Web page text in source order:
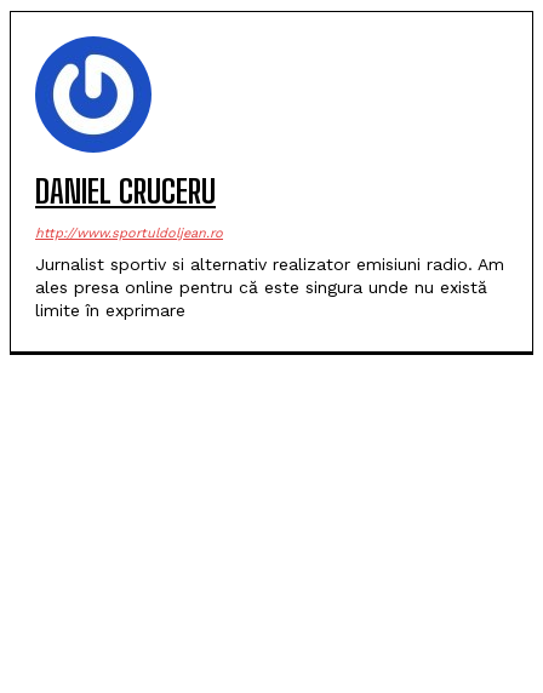
DANIEL CRUCERU
http://www.sportuldoljean.ro
Jurnalist sportiv si alternativ realizator emisiuni radio. Am
ales presa online pentru că este singura unde nu există
limite în exprimare